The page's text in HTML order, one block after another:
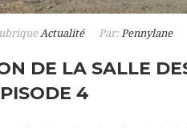
Actualité Par: Pennylane
DE LA SALLE
4